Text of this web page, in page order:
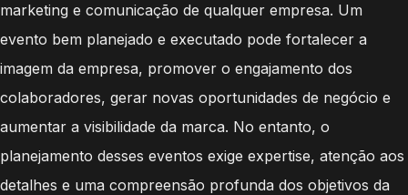
marketing e comunicação de qualquer empresa. Um
evento bem planejado e executado pode fortalecer a
imagem da empresa, promover o engajamento dos
colaboradores, gerar novas oportunidades de negócio e
aumentar a visibilidade da marca. No entanto, o
planejamento desses eventos exige expertise, atenção aos
detalhes e uma compreensão profunda dos objetivos da